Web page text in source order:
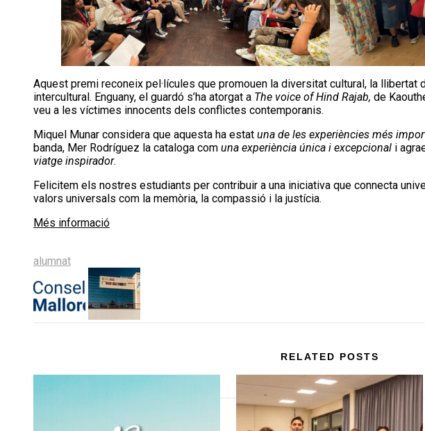
Aquest premi reconeix pel·lícules que promouen la diversitat cultural, la llibertat
intercultural. Enguany, el guardó s’ha atorgat a The voice of Hind Rajab, de
veu a les víctimes innocents dels conflictes contemporanis.
Miquel Munar considera que aquesta ha estat una de les experiències més
banda, Mer Rodríguez la cataloga com una experiència única i excepcional i
viatge inspirador.
Felicitem els nostres estudiants per contribuir a una iniciativa que connecta
valors universals com la memòria, la compassió i la justícia.
Més informació
on
(Twitter)
FacebookLinkedIn
alumnat
RELATED POSTS